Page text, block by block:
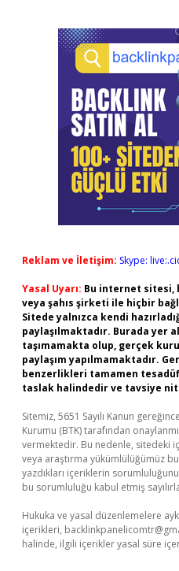
Reklam ve İletişim: Skype:
Yasal Uyarı: Bu internet sitesi,
veya şahıs şirketi ile hiçbir
Sitede yalnızca kendi
paylaşılmaktadır. Burada yer
taşımamakta olup, gerçek
paylaşım yapılmamaktadır.
benzerlikleri tamamen
taslak halindedir ve tavsiye
Sitemiz, 5651 Sayılı Kanun
Kurumu (BTK) tarafından
vermektedir. Bu nedenle, sitedeki
veya araştırma yükümlülüğümüz
yazdıkları içeriklerin
bu sorumluluğu kabul etmiş
Hukuka ve yasal düzenlemelere
içerikleri,
halinde, ilgili içerikler yasal süre